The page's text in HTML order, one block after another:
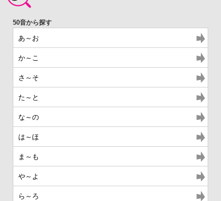
あ～お
か～こ
さ～そ
た～と
な～の
は～ほ
ま～も
や～よ
ら～ろ